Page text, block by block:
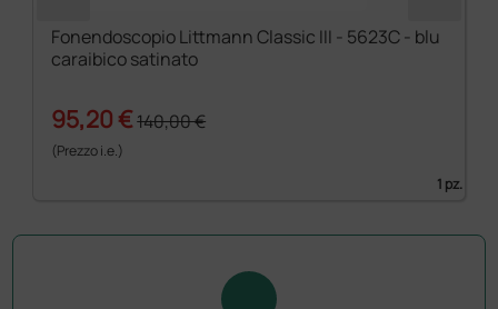
Fonendoscopio Littmann Classic III - 5623C - blu
caraibico satinato
95,20 €140,00 €
(Prezzo i.e.)
1 pz.